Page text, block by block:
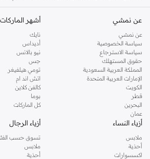
عن نمشي
عن نمشي
سياسة الخصوصية
سياسة الاسترجاع
حقوق المستهلك
المملكة العربية السعودية
الإمارات العربية المتحدة
الكويت
قطر
البحرين
عمان
أشهر الماركات
نايك
أديداس
نيو بالانس
جس
تومي هيلفيغر
اتش اند ام
كالفن كلاين
بوما
كل الماركات
أزياء النساء
ملابس
أحذية
اكسسوارات
أزياء الرجال
تسوق حسب
ملابس
أحذية